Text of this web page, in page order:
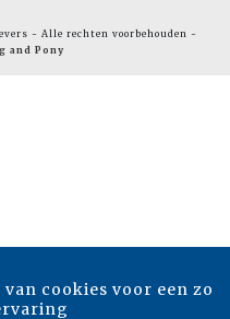
- Alle rechten voorbehouden -
and Pony
cookies voor een zo